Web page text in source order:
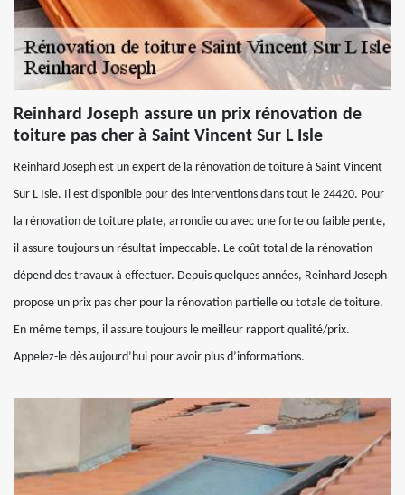
Reinhard Joseph assure un prix rénovation de
toiture pas cher à Saint Vincent Sur L Isle
Reinhard Joseph est un expert de la rénovation de toiture à Saint Vincent
Sur L Isle. Il est disponible pour des interventions dans tout le 24420. Pour
la rénovation de toiture plate, arrondie ou avec une forte ou faible pente,
il assure toujours un résultat impeccable. Le coût total de la rénovation
dépend des travaux à effectuer. Depuis quelques années, Reinhard Joseph
propose un prix pas cher pour la rénovation partielle ou totale de toiture.
En même temps, il assure toujours le meilleur rapport qualité/prix.
Appelez-le dès aujourd’hui pour avoir plus d’informations.